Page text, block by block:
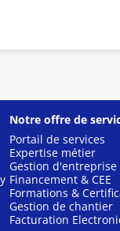
Notre offre de
Portail de services
Expertise métier
Gestion d'entreprise
Financement & CEE
Formations &
Gestion de chantier
Facturation